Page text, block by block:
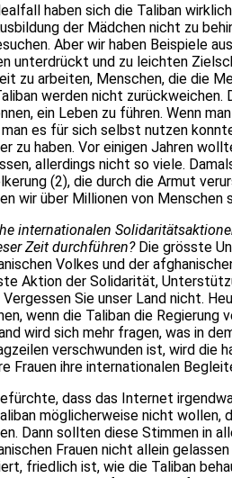
haben sich die Taliban
der Mädchen nicht zu
Aber wir haben Beispiele
unterdrückt und zu leichten
zu arbeiten, Menschen, die die
werden nicht
ein Leben zu führen. Wenn
es für sich selbst nutzen
zu haben. Vor einigen Jahren
allerdings nicht so viele.
(2), die durch die Armut
wir über Millionen von Menschen
internationalen
Zeit durchführen?Die grösste
Volkes und der
Aktion der Solidarität,
Vergessen Sie unser Land nicht.
wenn die Taliban die Regierung
wird sich mehr fragen, was in
verschwunden ist, wird die
Frauen ihre internationalen
dass das Internet
möglicherweise nicht
Dann sollten diese Stimmen in
Frauen nicht allein
friedlich ist, wie die Taliban